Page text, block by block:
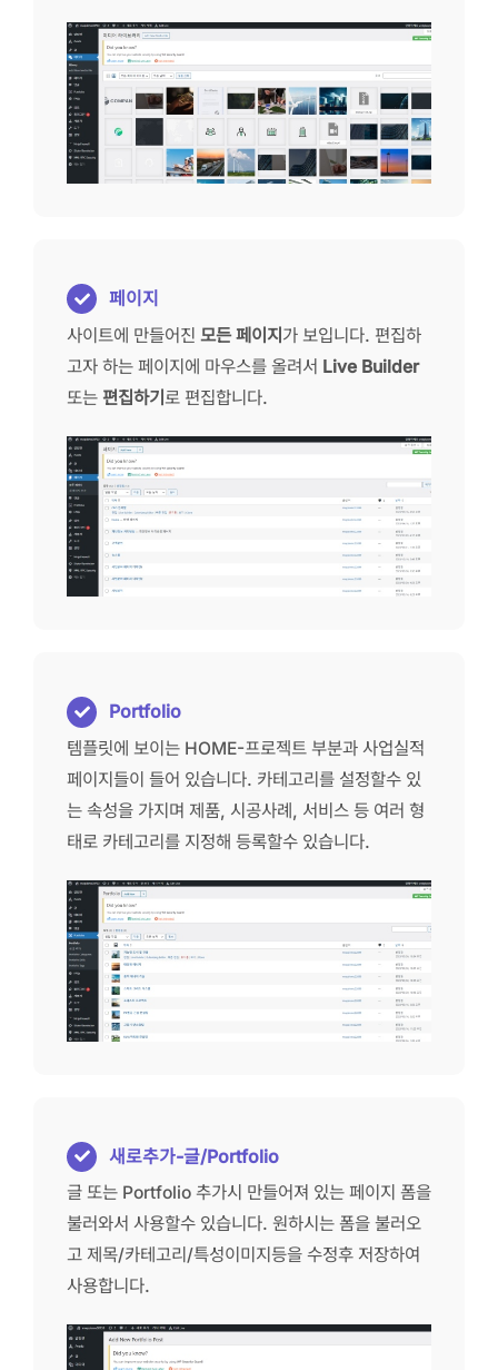
페이지
사이트에 만들어진 모든 페이지 가 보입니다. 편집하
고자 하는 페이지에 마우스를 올려서 Live Builder
또는 편집하기 로 편집합니다.
Portfolio
템플릿에 보이는 HOME-프로젝트 부분과 사업실적
페이지들이 들어 있습니다. 카테고리를 설정할수 있
는 속성을 가지며 제품, 시공사례, 서비스 등 여러 형
태로 카테고리를 지정해 등록할수 있습니다.
새로추가-글/Portfolio
글 또는 Portfolio 추가시 만들어져 있는 페이지 폼을
불러와서 사용할수 있습니다. 원하시는 폼을 불러오
고 제목/카테고리/특성이미지등을 수정후 저장하여
사용합니다.